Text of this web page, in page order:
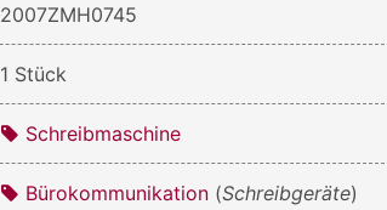
2007ZMH0745
1 Stück
Schreibmaschine
Bürokommunikation (Schreibgeräte)